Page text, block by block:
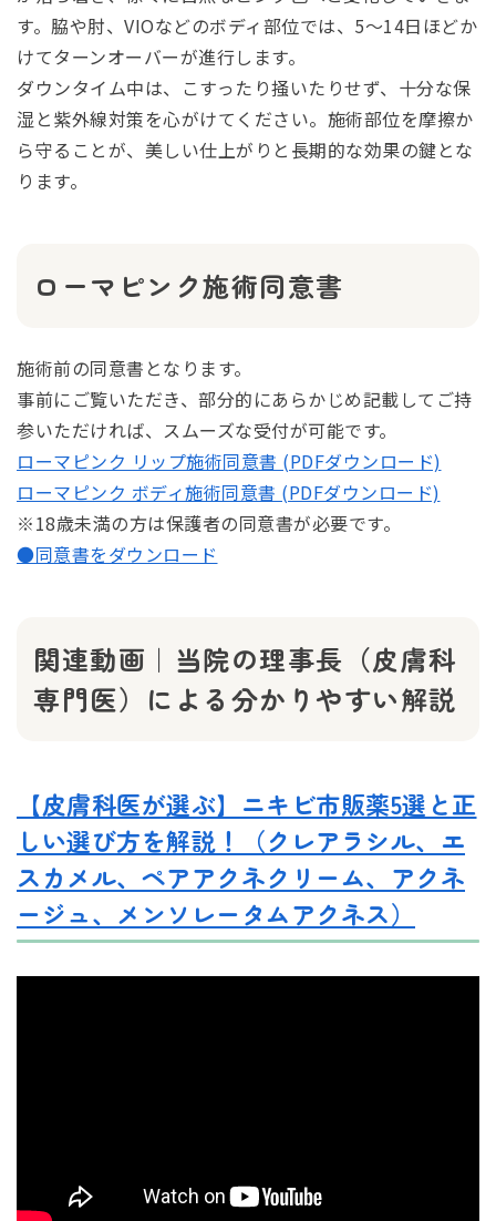
す。脇や肘、VIOなどのボディ部位では、5〜14日ほどか
けてターンオーバーが進行します。
ダウンタイム中は、こすったり掻いたりせず、十分な保
湿と紫外線対策を心がけてください。施術部位を摩擦か
ら守ることが、美しい仕上がりと長期的な効果の鍵とな
ります。
ローマピンク施術同意書
施術前の同意書となります。
事前にご覧いただき、部分的にあらかじめ記載してご持
参いただければ、スムーズな受付が可能です。
ローマピンク リップ施術同意書 (PDFダウンロード)
ローマピンク ボディ施術同意書 (PDFダウンロード)
※18歳未満の方は保護者の同意書が必要です。
●同意書をダウンロード
関連動画｜当院の理事長（皮膚科
専門医）による分かりやすい解説
【皮膚科医が選ぶ】ニキビ市販薬5選と正
しい選び方を解説！（クレアラシル、エ
スカメル、ペアアクネクリーム、アクネ
ージュ、メンソレータムアクネス）